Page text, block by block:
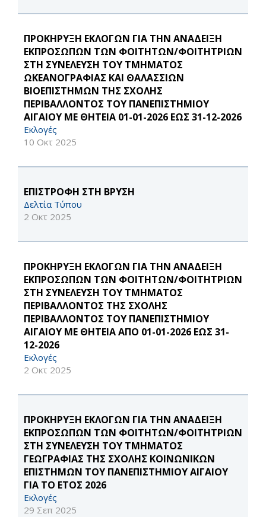
ΠΡΟΚΗΡΥΞΗ ΕΚΛΟΓΩΝ ΓΙΑ ΤΗΝ ΑΝΑΔΕΙΞΗ
ΕΚΠΡΟΣΩΠΩΝ ΤΩΝ ΦΟΙΤΗΤΩΝ/ΦΟΙΤΗΤΡΙΩΝ
ΣΤΗ ΣΥΝΕΛΕΥΣΗ ΤΟΥ ΤΜΗΜΑΤΟΣ
ΩΚΕΑΝΟΓΡΑΦΙΑΣ ΚΑΙ ΘΑΛΑΣΣΙΩΝ
ΒΙΟΕΠΙΣΤΗΜΩΝ ΤΗΣ ΣΧΟΛΗΣ
ΠΕΡΙΒΑΛΛΟΝΤΟΣ ΤΟΥ ΠΑΝΕΠΙΣΤΗΜΙΟΥ
ΑΙΓΑΙΟΥ ΜΕ ΘΗΤΕΙΑ 01-01-2026 ΕΩΣ 31-12-2026
Εκλογές
10 Οκτ 2025
ΕΠΙΣΤΡΟΦΗ ΣΤΗ ΒΡΥΣΗ
Δελτία Τύπου
2 Οκτ 2025
ΠΡΟΚΗΡΥΞΗ ΕΚΛΟΓΩΝ ΓΙΑ ΤΗΝ ΑΝΑΔΕΙΞΗ
ΕΚΠΡΟΣΩΠΩΝ ΤΩΝ ΦΟΙΤΗΤΩΝ/ΦΟΙΤΗΤΡΙΩΝ
ΣΤΗ ΣΥΝΕΛΕΥΣΗ ΤΟΥ ΤΜΗΜΑΤΟΣ
ΠΕΡΙΒΑΛΛΟΝΤΟΣ ΤΗΣ ΣΧΟΛΗΣ
ΠΕΡΙΒΑΛΛΟΝΤΟΣ ΤΟΥ ΠΑΝΕΠΙΣΤΗΜΙΟΥ
ΑΙΓΑΙΟΥ ΜΕ ΘΗΤΕΙΑ ΑΠΟ 01-01-2026 ΕΩΣ 31-
12-2026
Εκλογές
2 Οκτ 2025
ΠΡΟΚΗΡΥΞΗ ΕΚΛΟΓΩΝ ΓΙΑ ΤΗΝ ΑΝΑΔΕΙΞΗ
ΕΚΠΡΟΣΩΠΩΝ ΤΩΝ ΦΟΙΤΗΤΩΝ/ΦΟΙΤΗΤΡΙΩΝ
ΣΤΗ ΣΥΝΕΛΕΥΣΗ ΤΟΥ ΤΜΗΜΑΤΟΣ
ΓΕΩΓΡΑΦΙΑΣ ΤΗΣ ΣΧΟΛΗΣ ΚΟΙΝΩΝΙΚΩΝ
ΕΠΙΣΤΗΜΩΝ ΤΟΥ ΠΑΝΕΠΙΣΤΗΜΙΟΥ ΑΙΓΑΙΟΥ
ΓΙΑ ΤΟ ΕΤΟΣ 2026
Εκλογές
29 Σεπ 2025